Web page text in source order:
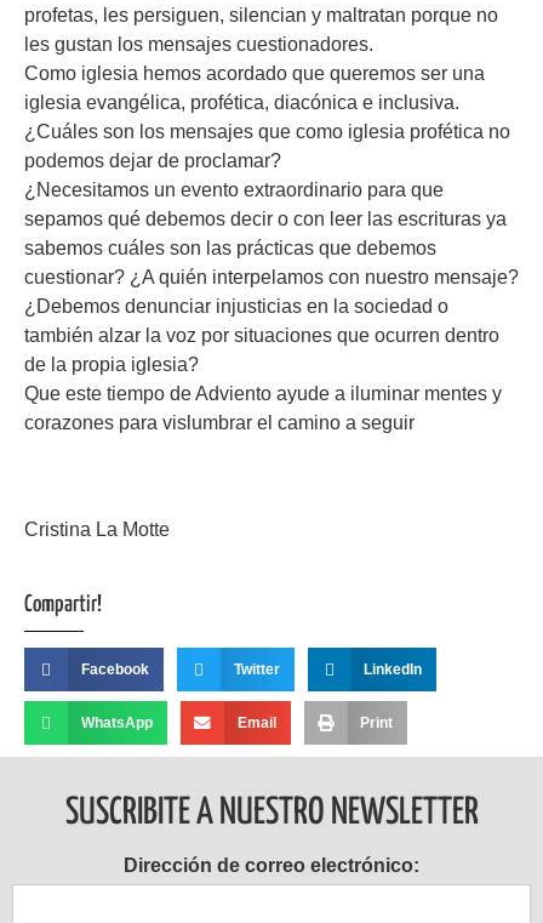
profetas, les persiguen, silencian y maltratan porque no
les gustan los mensajes cuestionadores.
Como iglesia hemos acordado que queremos ser una
iglesia evangélica, profética, diacónica e inclusiva.
¿Cuáles son los mensajes que como iglesia profética no
podemos dejar de proclamar?
¿Necesitamos un evento extraordinario para que
sepamos qué debemos decir o con leer las escrituras ya
sabemos cuáles son las prácticas que debemos
cuestionar? ¿A quién interpelamos con nuestro mensaje?
¿Debemos denunciar injusticias en la sociedad o
también alzar la voz por situaciones que ocurren dentro
de la propia iglesia?
Que este tiempo de Adviento ayude a iluminar mentes y
corazones para vislumbrar el camino a seguir
Cristina La Motte
Compartir!
Facebook Twitter LinkedIn
WhatsApp Email Print
SUSCRIBITE A NUESTRO NEWSLETTER
Dirección de correo electrónico: